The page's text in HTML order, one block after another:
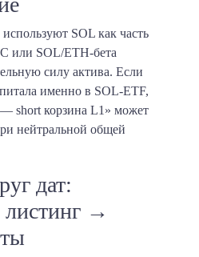
SOL как часть
или SOL/ETH-бета
силу актива. Если
именно в SOL-ETF,
— short корзина L1» может
нейтральной общей
дат:
→